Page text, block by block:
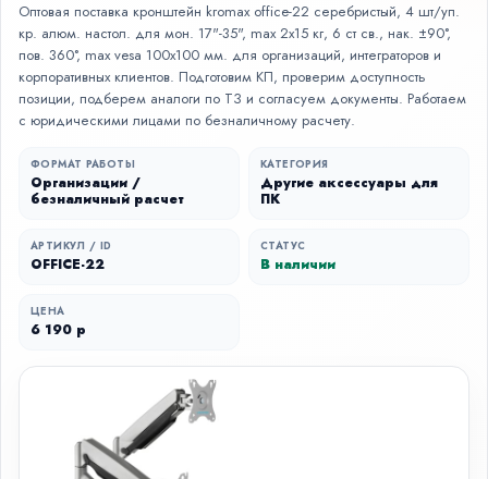
Оптовая поставка кронштейн kromax office-22 серебристый, 4 шт/уп.
кр. алюм. настол. для мон. 17"-35", max 2x15 кг, 6 ст св., нак. ±90°,
пов. 360°, max vesa 100x100 мм. для организаций, интеграторов и
корпоративных клиентов. Подготовим КП, проверим доступность
позиции, подберем аналоги по ТЗ и согласуем документы. Работаем
с юридическими лицами по безналичному расчету.
ФОРМАТ РАБОТЫ
Организации /
безналичный расчет
КАТЕГОРИЯ
Другие аксессуары для
ПК
АРТИКУЛ / ID
OFFICE-22
СТАТУС
В наличии
ЦЕНА
6 190 р